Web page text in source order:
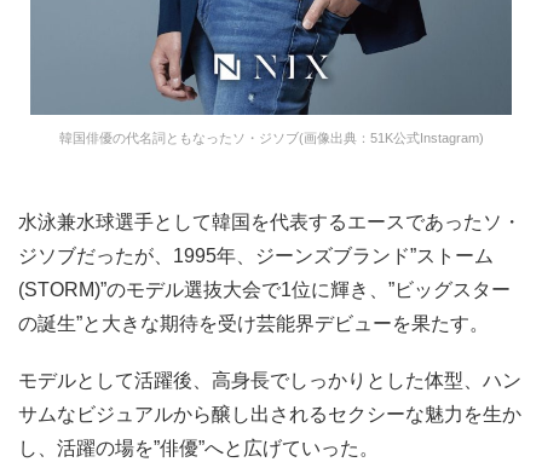
韓国俳優の代名詞ともなったソ・ジソブ(画像出典：51K公式Instagram)
水泳兼水球選手として韓国を代表するエースであったソ・
ジソブだったが、1995年、ジーンズブランド”ストーム
(STORM)”のモデル選抜大会で1位に輝き、”ビッグスター
の誕生”と大きな期待を受け芸能界デビューを果たす。
モデルとして活躍後、高身長でしっかりとした体型、ハン
サムなビジュアルから醸し出されるセクシーな魅力を生か
し、活躍の場を”俳優”へと広げていった。